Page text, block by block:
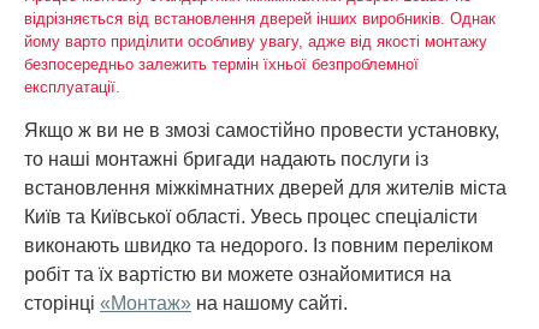
відрізняється від встановлення дверей інших виробників. Однак
йому варто приділити особливу увагу, адже від якості монтажу
безпосередньо залежить термін їхньої безпроблемної
експлуатації.
Якщо ж ви не в змозі самостійно провести установку,
то наші монтажні бригади надають послуги із
встановлення міжкімнатних дверей для жителів міста
Київ та Київської області. Увесь процес спеціалісти
виконають швидко та недорого. Із повним переліком
робіт та їх вартістю ви можете ознайомитися на
сторінці «Монтаж» на нашому сайті.